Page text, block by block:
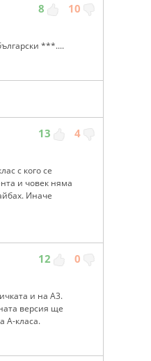
8 10
***....
13 4
с кого се
и човек няма
Иначе
12 0
и на А3.
версия ще
А-класа.